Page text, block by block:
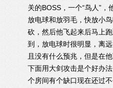
关的BOSS，一个“鸟人”，
放电球和放羽毛，快放小
砍，然后他飞起来后马上
到，放电球时很明显，离
且没有什么预兆，但是在
下面用大剑攻击是个好办
个房间有个缺口现在还过